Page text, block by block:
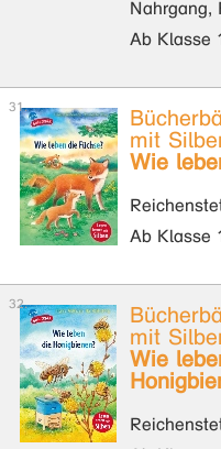
Nahrgang,
Ab Klasse
mit
Wie
Ab Klasse
mit
Wie